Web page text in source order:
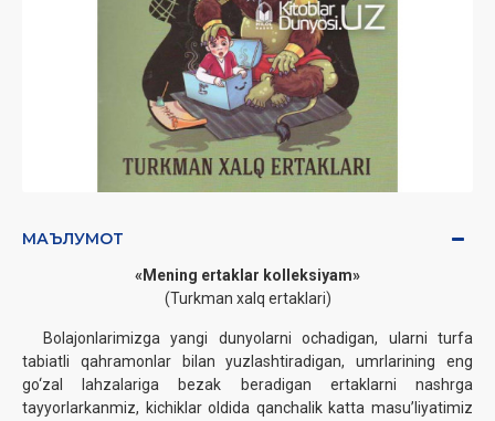
МАЪЛУМОТ
«Mening ertaklar kolleksiyam»‎
(Turkman xalq ertaklari)
Bolajonlarimizga yangi dunyolarni ochadigan, ularni turfa
tabiatli qahramonlar bilan yuzlashtiradigan, umrlarining eng
go‘zal lahzalariga bezak beradigan ertaklarni nashrga
tayyorlarkanmiz, kichiklar oldida qanchalik katta masuʼliyatimiz